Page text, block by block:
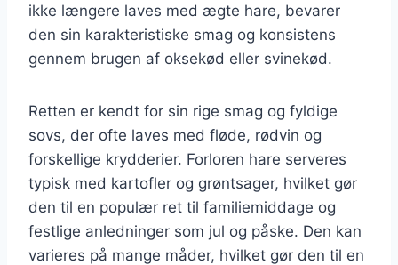
ikke længere laves med ægte hare, bevarer
den sin karakteristiske smag og konsistens
gennem brugen af oksekød eller svinekød.
Retten er kendt for sin rige smag og fyldige
sovs, der ofte laves med fløde, rødvin og
forskellige krydderier. Forloren hare serveres
typisk med kartofler og grøntsager, hvilket gør
den til en populær ret til familiemiddage og
festlige anledninger som jul og påske. Den kan
varieres på mange måder, hvilket gør den til en